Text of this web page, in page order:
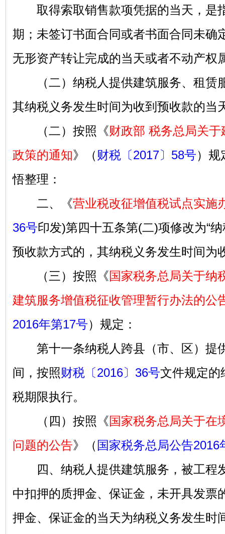
取得索取销售款项凭据的当天，是
期；未签订书面合同或者书面合同未确
无形资产转让完成的当天或者不动产权
（二）纳税人提供建筑服务、租赁
其纳税义务发生时间为收到预收款的当
（二）按照《财政部 税务总局关
政策的通知》（财税〔2017〕58号）规
悟整理：
二、《营业税改征增值税试点实施
36号印发)第四十五条第(二)项修改为“
预收款方式的，其纳税义务发生时间为
（三）按照《国家税务总局关于纳
建筑服务增值税征收管理暂行办法的公
2016年第17号）规定：
第十一条纳税人跨县（市、区）提
间，按照财税〔2016〕36号文件规定的
税期限执行。
（四）按照《国家税务总局关于在
问题的公告》（ 国家税务总局公告2016
四、纳税人提供建筑服务，被工程
中扣押的质押金、保证金，未开具发票
押金、保证金的当天为纳税义务发生时